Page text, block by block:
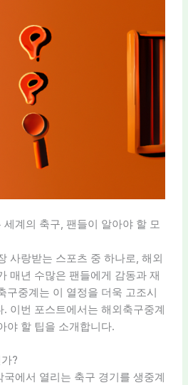
계의 축구, 팬들이 알아야 할 모
사랑받는 스포츠 중 하나로, 해외
매년 수많은 팬들에게 감동과 재
구중계는 이 열정을 더욱 고조시
이번 포스트에서는 해외축구중계
야 할 팁을 소개합니다.
?
에서 열리는 축구 경기를 생중계